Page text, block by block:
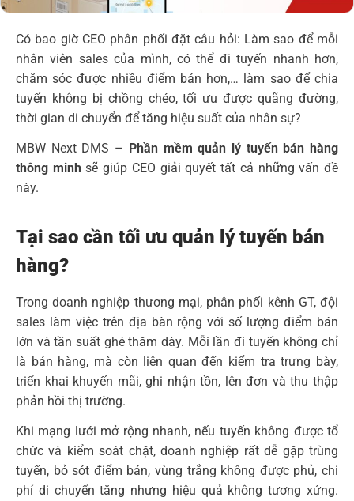
Có bao giờ CEO phân phối đặt câu hỏi: Làm sao để mỗi
nhân viên sales của mình, có thể đi tuyến nhanh hơn,
chăm sóc được nhiều điểm bán hơn,… làm sao để chia
tuyến không bị chồng chéo, tối ưu được quãng đường,
thời gian di chuyển để tăng hiệu suất của nhân sự?
MBW Next DMS – Phần mềm quản lý tuyến bán hàng
thông minhsẽ giúp CEO giải quyết tất cả những vấn đề
này.
Tại sao cần tối ưu quản lý tuyến bán
hàng?
Trong doanh nghiệp thương mại, phân phối kênh GT, đội
sales làm việc trên địa bàn rộng với số lượng điểm bán
lớn và tần suất ghé thăm dày. Mỗi lần đi tuyến không chỉ
là bán hàng, mà còn liên quan đến kiểm tra trưng bày,
triển khai khuyến mãi, ghi nhận tồn, lên đơn và thu thập
phản hồi thị trường.
Khi mạng lưới mở rộng nhanh, nếu tuyến không được tổ
chức và kiểm soát chặt, doanh nghiệp rất dễ gặp trùng
tuyến, bỏ sót điểm bán, vùng trắng không được phủ, chi
phí di chuyển tăng nhưng hiệu quả không tương xứng.